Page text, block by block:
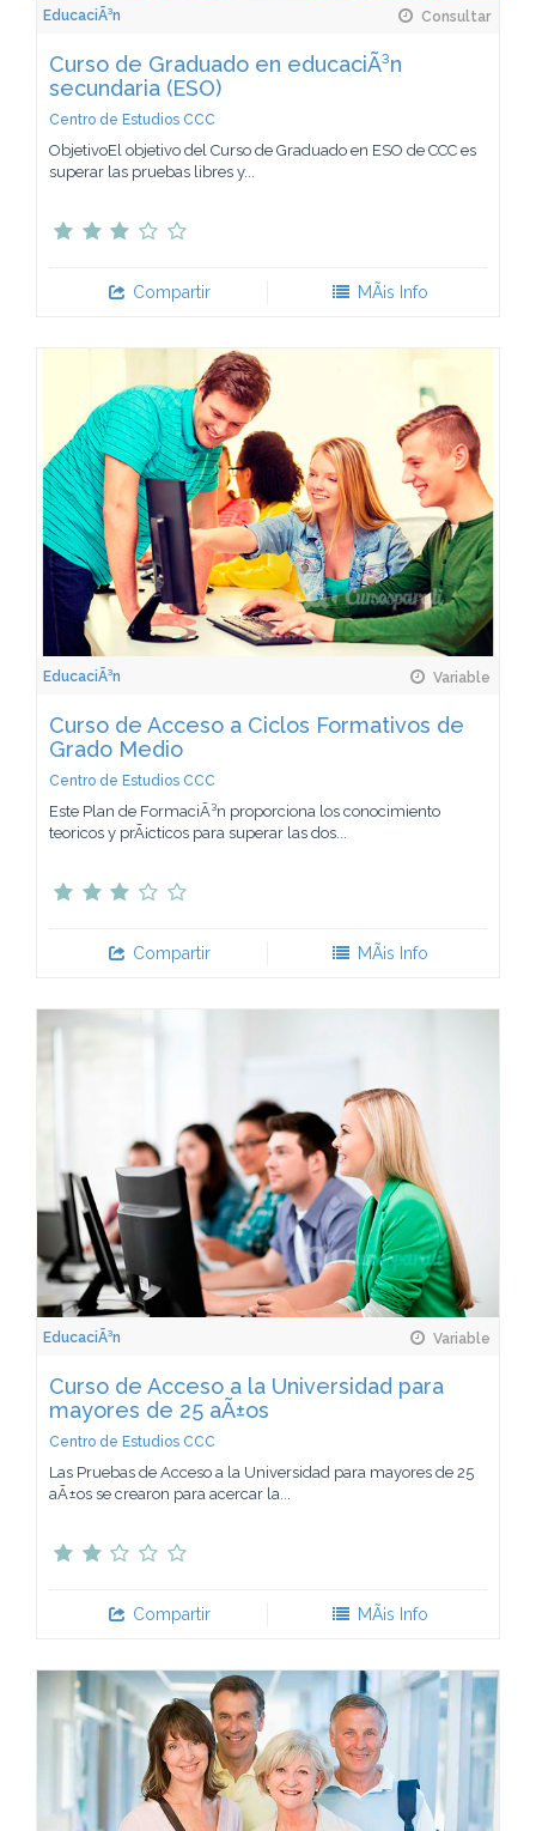
EducaciÃ³n Consultar
Curso de Graduado en educaciÃ³n
secundaria (ESO)
Centro de Estudios CCC
ObjetivoEl objetivo del Curso de Graduado en ESO de CCC es
superar las pruebas libres y...
Compartir MÃ¡s Info
EducaciÃ³n Variable
Curso de Acceso a Ciclos Formativos de
Grado Medio
Centro de Estudios CCC
Este Plan de FormaciÃ³n proporciona los conocimiento
teoricos y prÃ¡cticos para superar las dos...
Compartir MÃ¡s Info
EducaciÃ³n Variable
Curso de Acceso a la Universidad para
mayores de 25 aÃ±os
Centro de Estudios CCC
Las Pruebas de Acceso a la Universidad para mayores de 25
aÃ±os se crearon para acercar la...
Compartir MÃ¡s Info